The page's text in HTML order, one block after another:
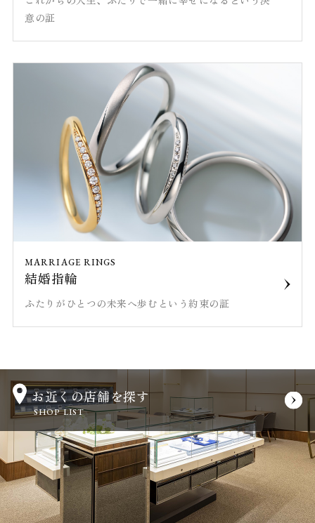
意の証
MARRIAGE RINGS
結婚指輪
ふたりがひとつの未来へ歩むという約束の証
お近くの店舗を探す
SHOP LIST